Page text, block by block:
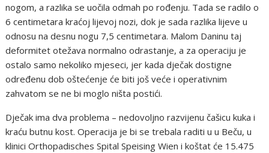
nogom, a razlika se uočila odmah po rođenju. Tada se radilo o
6 centimetara kraćoj lijevoj nozi, dok je sada razlika lijeve u
odnosu na desnu nogu 7,5 centimetara. Malom Daninu taj
deformitet otežava normalno odrastanje, a za operaciju je
ostalo samo nekoliko mjeseci, jer kada dječak dostigne
određenu dob oštećenje će biti još veće i operativnim
zahvatom se ne bi moglo ništa postići.
Dječak ima dva problema – nedovoljno razvijenu čašicu kuka i
kraću butnu kost. Operacija je bi se trebala raditi u u Beču, u
klinici Orthopadisches Spital Speising Wien i koštat će 15.475